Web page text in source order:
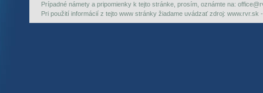
Prípadné námety a pripomienky k tejto stránke, prosím, oznámte na:
Pri použití informácií z tejto www stránky žiadame uvádzať zdroj: www.rvr.sk